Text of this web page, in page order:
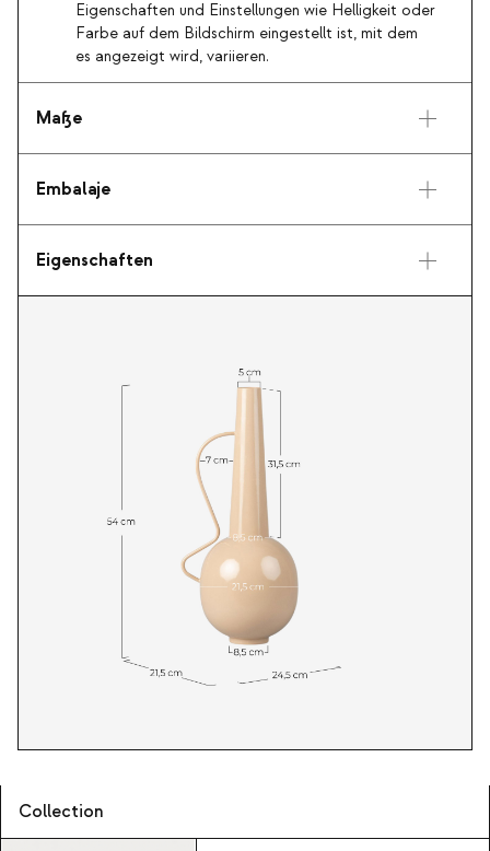
Eigenschaften und Einstellungen wie Helligkeit oder
Farbe auf dem Bildschirm eingestellt ist, mit dem
es angezeigt wird, variieren.
Maße
Embalaje
Eigenschaften
Collection